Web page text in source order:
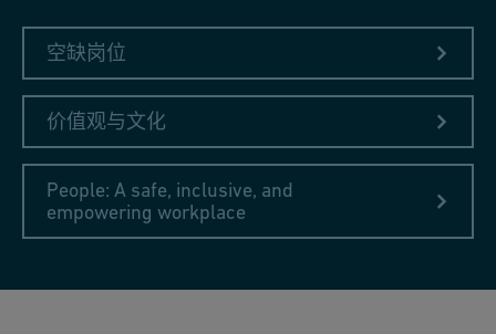
空缺岗位
价值观与文化
People: A safe, inclusive, and
empowering workplace